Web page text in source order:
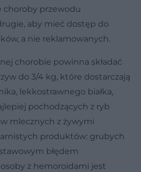
choroby przewodu
aby mieć dostęp do
a nie reklamowanych.
chorobie powinna składać
do 3/4 kg, które dostarczają
lekkostrawnego białka,
pochodzących z ryb
mlecznych z żywymi
produktów: grubych
błędem
z hemoroidami jest